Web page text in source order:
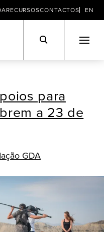
RECURSOSCONTACTOS EN
para
a 23 de
GDA